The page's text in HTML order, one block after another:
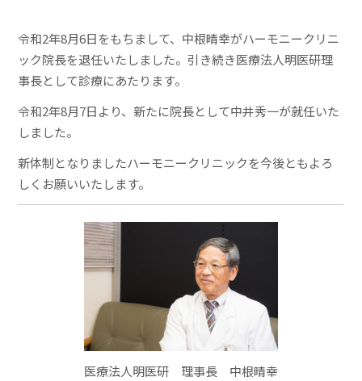
令和2年8月6日をもちまして、中根晴幸がハーモニークリニ
ック院長を退任いたしました。引き続き医療法人明医研理
事長として診療にあたります。
令和2年8月7日より、新たに院長として中井秀一が就任いた
しました。
新体制となりましたハーモニークリニックを今後ともよろ
しくお願いいたします。
医療法人明医研 理事長 中根晴幸